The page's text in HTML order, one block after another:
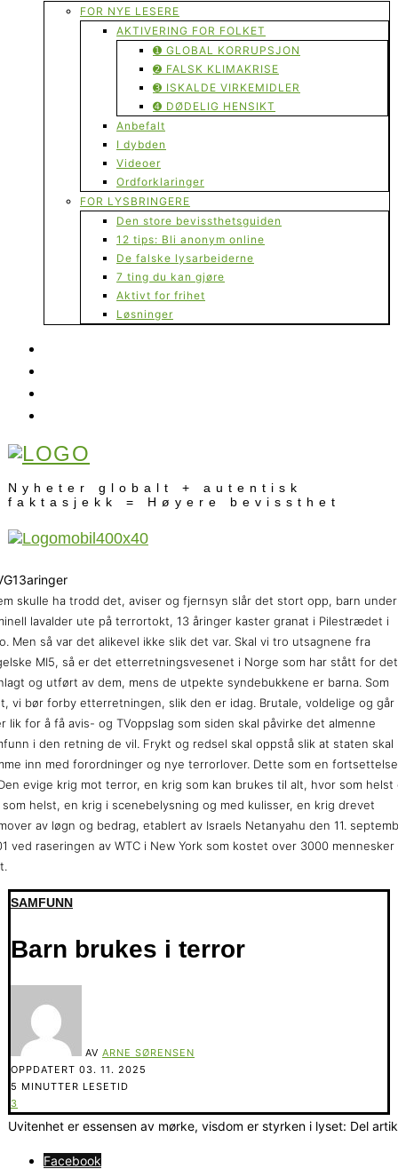
FOR NYE LESERE
AKTIVERING FOR FOLKET
➊ GLOBAL KORRUPSJON
➋ FALSK KLIMAKRISE
➌ ISKALDE VIRKEMIDLER
➍ DØDELIG HENSIKT
Anbefalt
I dybden
Videoer
Ordforklaringer
FOR LYSBRINGERE
Den store bevissthetsguiden
12 tips: Bli anonym online
De falske lysarbeiderne
7 ting du kan gjøre
Aktivt for frihet
Løsninger
Nyheter globalt + autentisk
faktasjekk = Høyere bevissthet
skulle ha trodd det, aviser og fjernsyn slår det stort opp, barn under
lavalder ute på terrortokt, 13 åringer kaster granat i Pilestrædet i
Men så var det alikevel ikke slik det var. Skal vi tro utsagnene fra
MI5, så er det etterretningsvesenet i Norge som har stått for
og utført av dem, mens de utpekte syndebukkene er barna. Som
vi bør forby etterretningen, slik den er idag. Brutale, voldelige og går
lik for å få avis- og TVoppslag som siden skal påvirke det almenne
i den retning de vil. Frykt og redsel skal oppstå slik at staten skal
inn med forordninger og nye terrorlover. Dette som en
evige krig mot terror, en krig som kan brukes til alt, hvor som helst
som helst, en krig i scenebelysning og med kulisser, en krig drevet
av løgn og bedrag, etablert av Israels Netanyahu den 11.
ved raseringen av WTC i New York som kostet over 3000 mennesker
SAMFUNN
Barn brukes i terror
AV ARNE SØRENSEN
OPPDATERT 03. 11. 2025
5 MINUTTER LESETID
3
Uvitenhet er essensen av mørke, visdom er styrken i lyset: Del
Facebook